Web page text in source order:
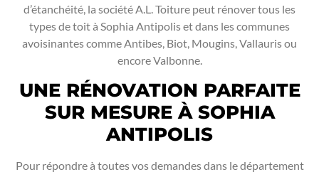
d’étanchéité, la société A.L. Toiture peut rénover tous les
types de toit à Sophia Antipolis et dans les communes
avoisinantes comme Antibes, Biot, Mougins, Vallauris ou
encore Valbonne.
UNE RÉNOVATION PARFAITE
SUR MESURE À SOPHIA
ANTIPOLIS
Pour répondre à toutes vos demandes dans le département